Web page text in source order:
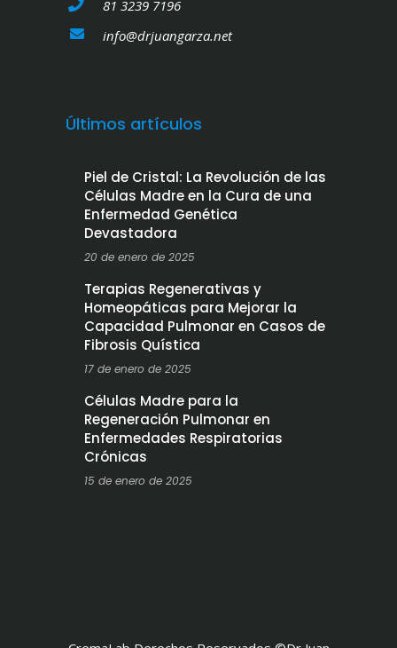
81 3239 7196
info@drjuangarza.net
Últimos artículos
Piel de Cristal: La Revolución de las
Células Madre en la Cura de una
Enfermedad Genética
Devastadora
20 de enero de 2025
Terapias Regenerativas y
Homeopáticas para Mejorar la
Capacidad Pulmonar en Casos de
Fibrosis Quística
17 de enero de 2025
Células Madre para la
Regeneración Pulmonar en
Enfermedades Respiratorias
Crónicas
15 de enero de 2025